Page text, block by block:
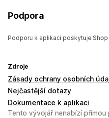
Podpora
Podporu k aplikaci poskytuje Shop
Zdroje
Zásady ochrany osobních
Nejčastější dotazy
Dokumentace k aplikaci
Tento vývojář nenabízí